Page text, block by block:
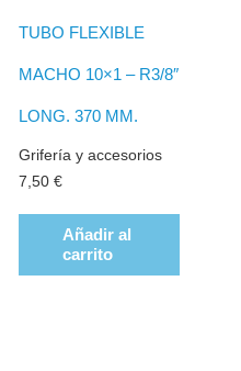
TUBO FLEXIBLE
MACHO 10×1 – R3/8″
LONG. 370 MM.
Grifería y accesorios
7,50 €
Añadir al
carrito